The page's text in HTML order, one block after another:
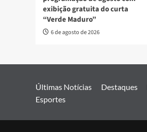
exibição gratuita do curta
“Verde Maduro”
6 de agosto de 2026
Últimas Notícias Destaques
Esportes